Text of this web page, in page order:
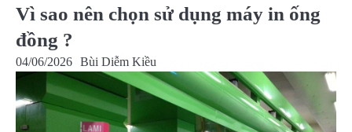
Vì sao nên chọn sử dụng máy in ống
đồng ?
04/06/2026 Bùi Diễm Kiều